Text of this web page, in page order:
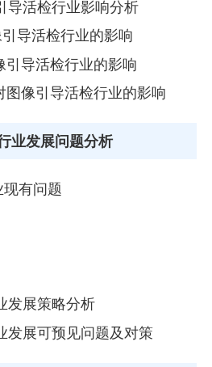
导活检行业影响分析
导活检行业的影响
导活检行业的影响
像引导活检行业的影响
业发展问题分析
现有问题
发展策略分析
发展可预见问题及对策